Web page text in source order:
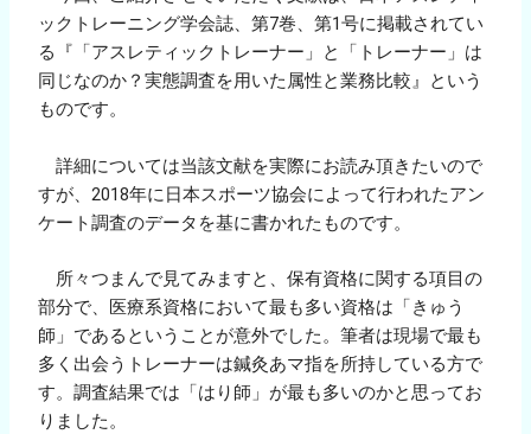
ックトレーニング学会誌、第7巻、第1号に掲載されてい
る『「アスレティックトレーナー」と「トレーナー」は
同じなのか？実態調査を用いた属性と業務比較』という
ものです。
詳細については当該文献を実際にお読み頂きたいので
すが、2018年に日本スポーツ協会によって行われたアン
ケート調査のデータを基に書かれたものです。
所々つまんで見てみますと、保有資格に関する項目の
部分で、医療系資格において最も多い資格は「きゅう
師」であるということが意外でした。筆者は現場で最も
多く出会うトレーナーは鍼灸あマ指を所持している方で
す。調査結果では「はり師」が最も多いのかと思ってお
りました。